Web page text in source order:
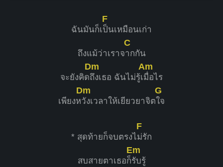
ฉันมันก็เ
F
ป็นเหมือนเก่า
ถึงแม้ว่าเราจ
C
ากกัน
จะยังคิด
Dm
ถึงเธอ ฉันไม่รู้เ
Am
มื่อไร
เพียงห
Dm
วังเวลาให้เยียวยาจิต
G
ใจ
* สุดท้ายก็จบตรงไ
F
ม่รัก
สบสายตาเธอก็
Em
รับรู้